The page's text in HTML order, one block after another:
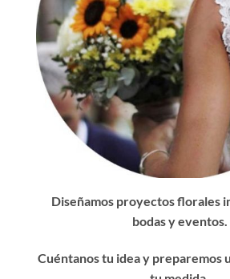
Diseñamos proyectos florales
bodas y eventos.
Cuéntanos tu idea y preparemos